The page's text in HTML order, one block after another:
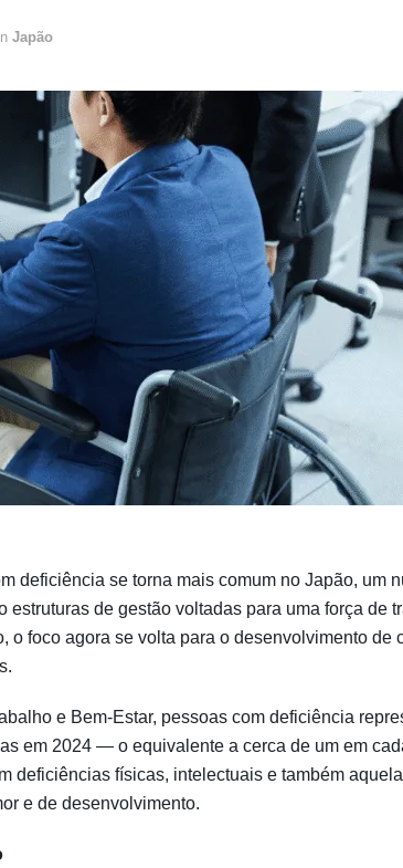
Japão
deficiência se torna mais comum no Japão, um
de gestão voltadas para uma força de
o foco agora se volta para o desenvolvimento de
e Bem-Estar, pessoas com deficiência
em 2024 — o equivalente a cerca de um em
deficiências físicas, intelectuais e também
e de desenvolvimento.